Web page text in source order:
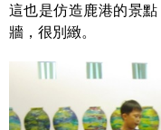
這也是仿造鹿港的景
牆，很別緻。